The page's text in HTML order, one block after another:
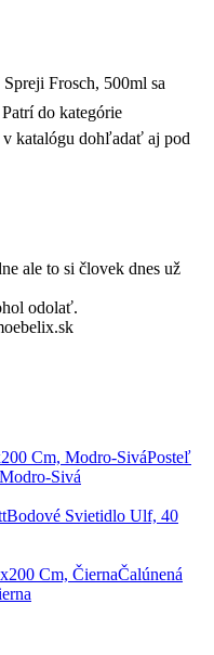
Frosch, 500ml sa
do kategórie
katalógu dohľadať aj pod
ale to si človek dnes už
odolať.
Posteľ
Sivá
Bodové Svietidlo Ulf, 40
Čalúnená